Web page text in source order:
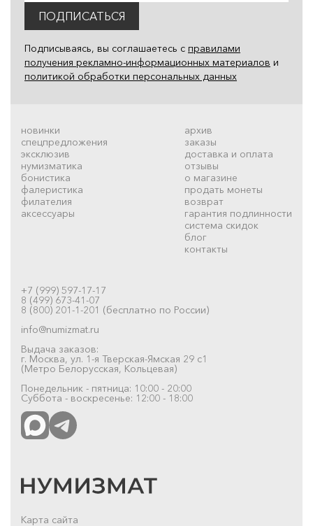
ПОДПИСАТЬСЯ
Подписываясь, вы соглашаетесь с правилами
получения рекламно-информационных материалов и
политикой обработки персональных данных
новинки
спецпредложения
эксклюзив
нумизматика
бонистика
фалеристика
филателия
аксессуары
архив
заказы
доставка и оплата
отзывы
о магазине
продать монеты
возврат
гарантия подлинности
система скидок
блог
контакты
+7 (999) 597-17-17
8 (499) 673-41-07
8 (800) 201-1-201 (бесплатно по России)
info@numizmat.ru
Выдача заказов:
г. Москва, ул. 1-я Тверская-Ямская 29 с1
(Метро Белорусская, Кольцевая)
Понедельник - пятница: 10:00 - 20:00
Суббота - воскресенье: 12:00 - 18:00
Карта сайта